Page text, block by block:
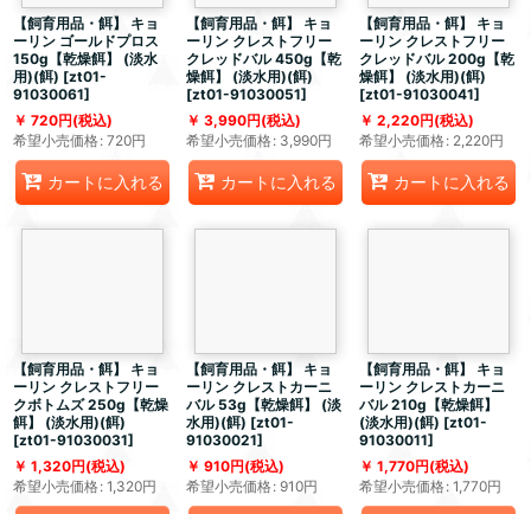
【飼育用品・餌】 キョ
ーリン ゴールドプロス
150g【乾燥餌】 (淡水
用)(餌) [zt01-
91030061]
720円(税込)
希望小売価格: 720円
カートに入れる
【飼育用品・餌】 キョ
ーリン クレストフリー
クレッドバル 450g【乾
燥餌】 (淡水用)(餌)
[zt01-91030051]
3,990円(税込)
希望小売価格: 3,990円
カートに入れる
【飼育用品・餌】 キョ
ーリン クレストフリー
クレッドバル 200g【乾
燥餌】 (淡水用)(餌)
[zt01-91030041]
2,220円(税込)
希望小売価格: 2,220円
カートに入れる
【飼育用品・餌】 キョ
ーリン クレストフリー
クボトムズ 250g【乾燥
餌】 (淡水用)(餌)
[zt01-91030031]
1,320円(税込)
希望小売価格: 1,320円
【飼育用品・餌】 キョ
ーリン クレストカーニ
バル 53g【乾燥餌】 (淡
水用)(餌) [zt01-
91030021]
910円(税込)
希望小売価格: 910円
【飼育用品・餌】 キョ
ーリン クレストカーニ
バル 210g【乾燥餌】
(淡水用)(餌) [zt01-
91030011]
1,770円(税込)
希望小売価格: 1,770円